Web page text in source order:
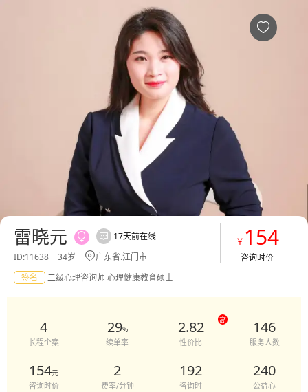
雷晓元心理专家简介，心理咨询服务费用多少，效果怎么样-给力心理

雷晓元  
17天前在线
ID:11638
34岁 广东省.江门市
￥ 154
咨询时价
签名
二级心理咨询师 心理健康教育硕士
4
长程个案
29%
续单率
2.82
性价比
高 146
服务人数
154元
咨询时价
2
费率/分钟
192
咨询时
240
公益心